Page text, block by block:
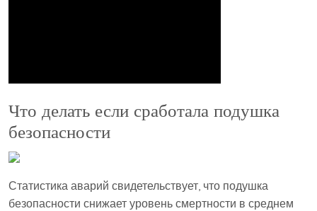
Что делать если сработала подушка
безопасности
Статистика аварий свидетельствует, что подушка
безопасности снижает уровень смертности в среднем